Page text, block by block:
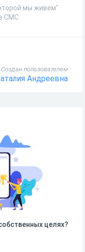
мы живем"
СМС
Создан пользователем
Андреевна
целях?